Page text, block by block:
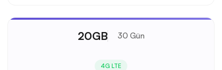
20GB 30 Gün
4G LTE